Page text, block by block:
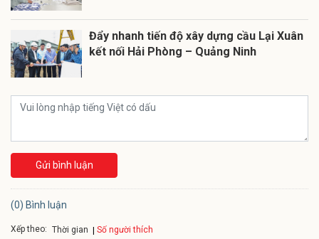
Đẩy nhanh tiến độ xây dựng cầu Lại Xuân
kết nối Hải Phòng – Quảng Ninh
Gửi bình luận
(0) Bình luận
Xếp theo: Thời gian Số người thích